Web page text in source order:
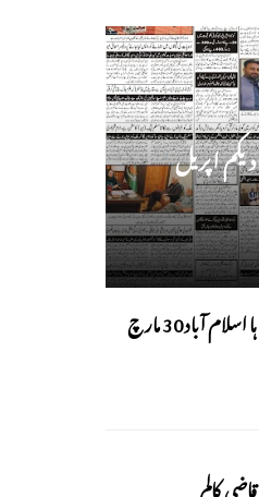
یکم اپریل
روزنامہ دوراہا اسلام آباد 30 مارچ
کالم